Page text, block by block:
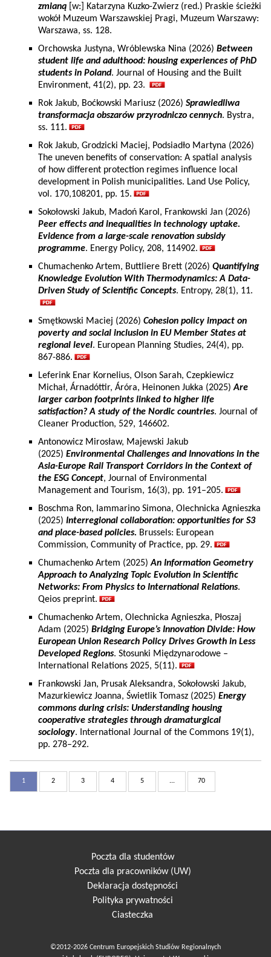
zmianą [w:] Katarzyna Kuzko-Zwierz (red.) Praskie ścieżki
wokół Muzeum Warszawskiej Pragi, Muzeum Warszawy:
Warszawa, ss. 128.
Orchowska Justyna, Wróblewska Nina (2026) Between
student life and adulthood: housing experiences of PhD
students in Poland. Journal of Housing and the Built
Environment, 41(2), pp. 23.
Rok Jakub, Boćkowski Mariusz (2026) Sprawiedliwa
transformacja obszarów przyrodniczo cennych. Bystra,
ss. 111.
Rok Jakub, Grodzicki Maciej, Podsiadło Martyna (2026)
The uneven benefits of conservation: A spatial analysis
of how different protection regimes influence local
development in Polish municipalities. Land Use Policy,
vol. 170,108201, pp. 15.
Sokołowski Jakub, Madoń Karol, Frankowski Jan (2026)
Peer effects and inequalities in technology uptake.
Evidence from a large-scale renovation subsidy
programme. Energy Policy, 208, 114902.
Chumachenko Artem, Buttliere Brett (2026) Quantifying
Knowledge Evolution With Thermodynamics: A Data-
Driven Study of Scientific Concepts. Entropy, 28(1), 11.
Smętkowski Maciej (2026) Cohesion policy impact on
poverty and social inclusion in EU Member States at
regional level. European Planning Studies, 24(4), pp.
867-886.
Leferink Enar Kornelius, Olson Sarah, Czepkiewicz
Michał, Árnadóttir, Áróra, Heinonen Jukka (2025)Are
larger carbon footprints linked to higher life
satisfaction? A study of the Nordic countries. Journal of
Cleaner Production, 529, 146602.
Antonowicz Mirosław, Majewski Jakub
(2025) Environmental Challenges and Innovations in the
Asia-Europe Rail Transport Corridors in the Context of
the ESG Concept, Journal of Environmental
Management and Tourism, 16(3), pp. 191–205.
Boschma Ron, Iammarino Simona, Olechnicka Agnieszka
(2025) Interregional collaboration: opportunities for S3
and place-based policies. Brussels: European
Commission, Community of Practice, pp. 29.
Chumachenko Artem (2025)An Information Geometry
Approach to Analyzing Topic Evolution in Scientific
Networks: From Physics to International Relations.
Qeios preprint.
Chumachenko Artem, Olechnicka Agnieszka, Płoszaj
Adam (2025) Bridging Europe’s Innovation Divide: How
European Union Research Policy Drives Growth in Less
Developed Regions. Stosunki Międzynarodowe –
International Relations 2025, 5(11).
Frankowski Jan, Prusak Aleksandra, Sokołowski Jakub,
Mazurkiewicz Joanna, Świetlik Tomasz (2025) Energy
commons during crisis: Understanding housing
cooperative strategies through dramaturgical
sociology. International Journal of the Commons 19(1),
pp. 278–292.
1 2 3 4 5 ... 70
Poczta dla studentów
Poczta dla pracowników (UW)
Deklaracja dostępności
Polityka prywatności
Ciasteczka
©2012-2026 Centrum Europejskich Studiów Regionalnych